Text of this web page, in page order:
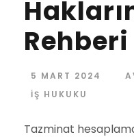
Rehberi
5 MART 2024
İŞ HUKUKU
Tazminat